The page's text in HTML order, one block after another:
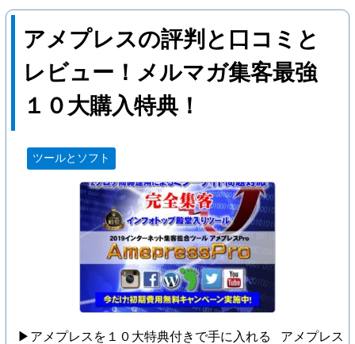
アメプレスの評判と口コミと
レビュー！メルマガ集客最強
１０大購入特典！
ツールとソフト
▶アメプレスを１０大特典付きで手に入れる アメプレス